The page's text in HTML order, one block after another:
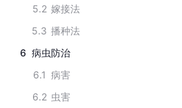
5.2 嫁接法
5.3 播种法
6 病虫防治
6.1 病害
6.2 虫害